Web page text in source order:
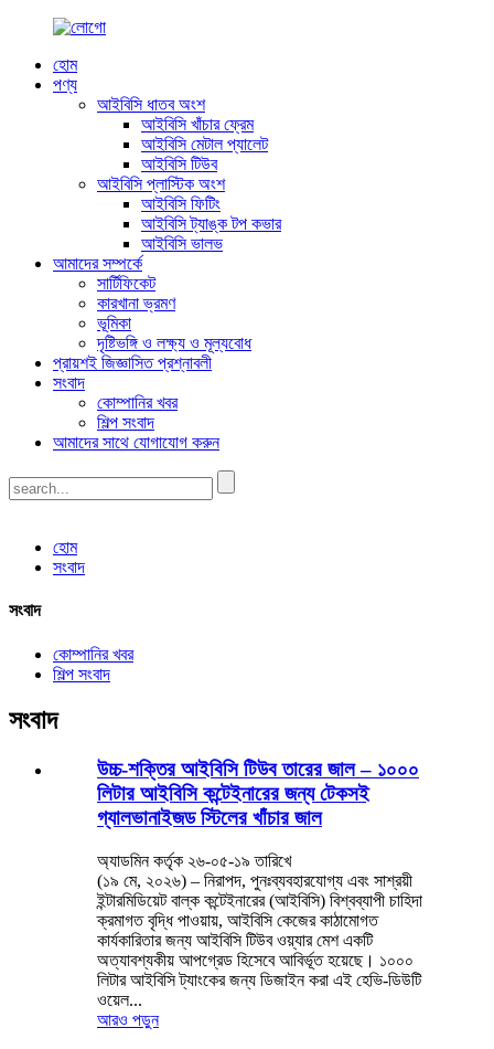
হোম
পণ্য
আইবিসি ধাতব অংশ
আইবিসি খাঁচার ফ্রেম
আইবিসি মেটাল প্যালেট
আইবিসি টিউব
আইবিসি প্লাস্টিক অংশ
আইবিসি ফিটিং
আইবিসি ট্যাঙ্ক টপ কভার
আইবিসি ভালভ
আমাদের সম্পর্কে
সার্টিফিকেট
কারখানা ভ্রমণ
ভূমিকা
দৃষ্টিভঙ্গি ও লক্ষ্য ও মূল্যবোধ
প্রায়শই জিজ্ঞাসিত প্রশ্নাবলী
সংবাদ
কোম্পানির খবর
শিল্প সংবাদ
আমাদের সাথে যোগাযোগ করুন
হোম
সংবাদ
সংবাদ
কোম্পানির খবর
শিল্প সংবাদ
সংবাদ
উচ্চ-শক্তির আইবিসি টিউব তারের জাল – ১০০০
লিটার আইবিসি কন্টেইনারের জন্য টেকসই
গ্যালভানাইজড স্টিলের খাঁচার জাল
অ্যাডমিন কর্তৃক ২৬-০৫-১৯ তারিখে
(১৯ মে, ২০২৬) – নিরাপদ, পুনঃব্যবহারযোগ্য এবং সাশ্রয়ী
ইন্টারমিডিয়েট বাল্ক কন্টেইনারের (আইবিসি) বিশ্বব্যাপী চাহিদা
ক্রমাগত বৃদ্ধি পাওয়ায়, আইবিসি কেজের কাঠামোগত
কার্যকারিতার জন্য আইবিসি টিউব ওয়্যার মেশ একটি
অত্যাবশ্যকীয় আপগ্রেড হিসেবে আবির্ভূত হয়েছে। ১০০০
লিটার আইবিসি ট্যাংকের জন্য ডিজাইন করা এই হেভি-ডিউটি ​​
ওয়েল...
আরও পড়ুন